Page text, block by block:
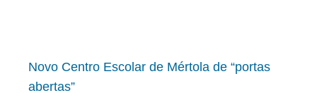
Novo Centro Escolar de Mértola de “portas
abertas”